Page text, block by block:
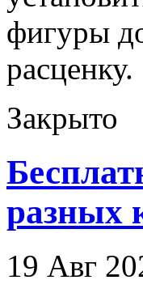
фигуры
расценку.
Закрыто
разных
19 Авг